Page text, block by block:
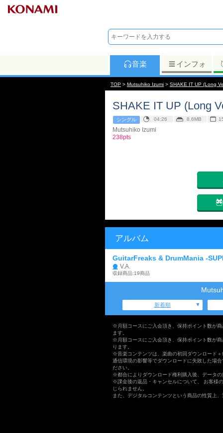
音楽 インフォ
TOP > Mutsuhiko Izumi > SHAKE IT UP (Long
SHAKE IT UP (Long
シングル 04:26 8.6MB
Mutsuhiko Izumi
238pts
アルバム
GuitarFreaks & DrumMania -
V.A.
収録商品:19商品
新着順
※月額コースにご入会頂き、保持ポイント数が
ます。
※月額コースにご入会頂き、保持ポイント数が
ります。
※音楽コンテンツは、楽曲の初回ダウンロード＋
通信環境の影響等でダウンロードに失敗した場
ださい。
※都合によりダウンロード権利購入後、データの
※課金後の返品・キャンセルについて、 お客様
じられません。
また、デジタルコンテンツという商品の性質上